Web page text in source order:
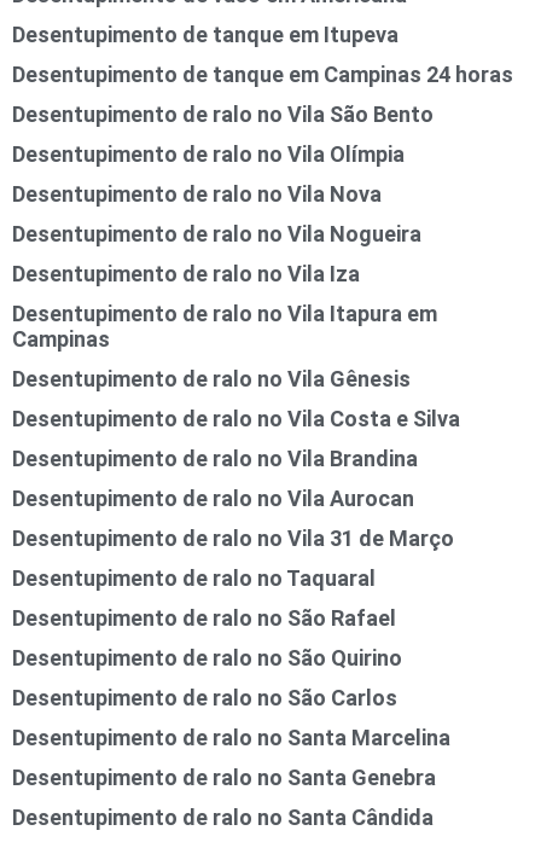
Desentupimento de tanque em Itupeva
Desentupimento de tanque em Campinas 24 horas
Desentupimento de ralo no Vila São Bento
Desentupimento de ralo no Vila Olímpia
Desentupimento de ralo no Vila Nova
Desentupimento de ralo no Vila Nogueira
Desentupimento de ralo no Vila Iza
Desentupimento de ralo no Vila Itapura em
Campinas
Desentupimento de ralo no Vila Gênesis
Desentupimento de ralo no Vila Costa e Silva
Desentupimento de ralo no Vila Brandina
Desentupimento de ralo no Vila Aurocan
Desentupimento de ralo no Vila 31 de Março
Desentupimento de ralo no Taquaral
Desentupimento de ralo no São Rafael
Desentupimento de ralo no São Quirino
Desentupimento de ralo no São Carlos
Desentupimento de ralo no Santa Marcelina
Desentupimento de ralo no Santa Genebra
Desentupimento de ralo no Santa Cândida